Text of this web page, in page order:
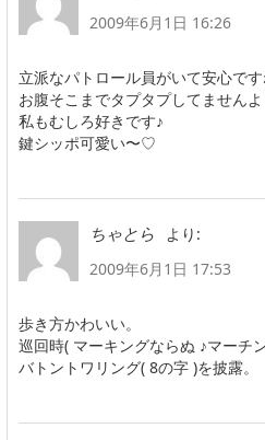
2009年6月1日 16:26
立派なパトロール員がいて安心で
お腹そこまでタプタプしてませんよ
私もむしろ好きです♪
鍵シッポ可愛い〜♡
ちゃとら
より:
2009年6月1日 17:53
歩き方かわいい。
巡回時( マーキングならぬ ♪マーチ
バトントワリング( 8の字 )を披露。